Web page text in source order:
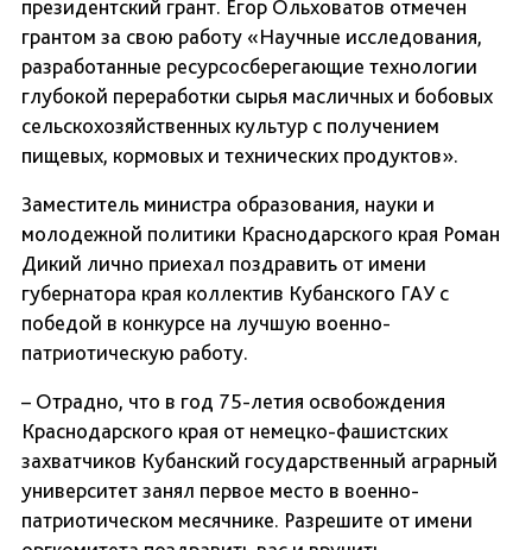
президентский грант. Егор Ольховатов отмечен
грантом за свою работу «Научные исследования,
разработанные ресурсосберегающие технологии
глубокой переработки сырья масличных и бобовых
сельскохозяйственных культур с получением
пищевых, кормовых и технических продуктов».
Заместитель министра образования, науки и
молодежной политики Краснодарского края Роман
Дикий лично приехал поздравить от имени
губернатора края коллектив Кубанского ГАУ с
победой в конкурсе на лучшую военно-
патриотическую работу.
– Отрадно, что в год 75-летия освобождения
Краснодарского края от немецко-фашистских
захватчиков Кубанский государственный аграрный
университет занял первое место в военно-
патриотическом месячнике. Разрешите от имени